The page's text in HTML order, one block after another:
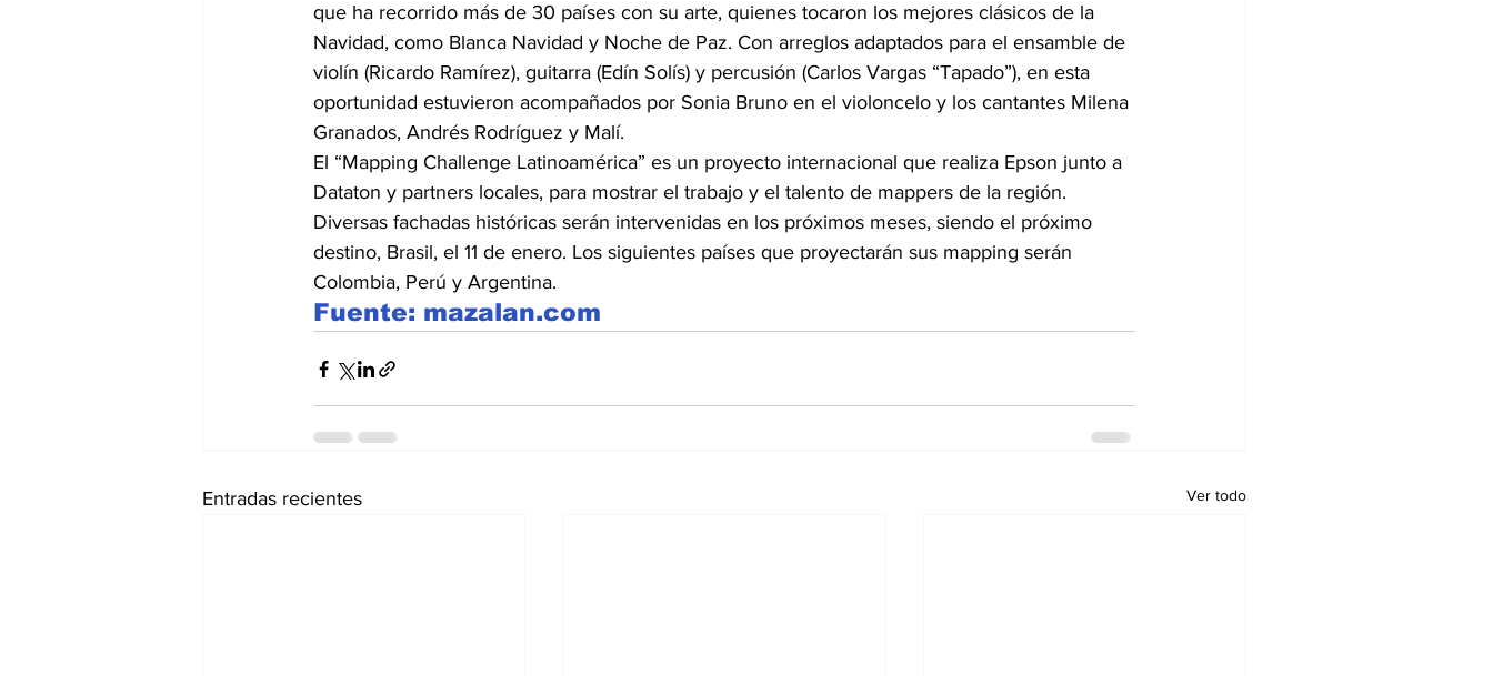
que ha recorrido más de 30 países con su arte, quienes tocaron los mejores clásicos de la
Navidad, como Blanca Navidad y Noche de Paz. Con arreglos adaptados para el ensamble de
violín (Ricardo Ramírez), guitarra (Edín Solís) y percusión (Carlos Vargas “Tapado”), en esta
oportunidad estuvieron acompañados por Sonia Bruno en el violoncelo y los cantantes Milena
Granados, Andrés Rodríguez y Malí.
El “Mapping Challenge Latinoamérica” es un proyecto internacional que realiza Epson junto a
Dataton y partners locales, para mostrar el trabajo y el talento de mappers de la región.
Diversas fachadas históricas serán intervenidas en los próximos meses, siendo el próximo
destino, Brasil, el 11 de enero. Los siguientes países que proyectarán sus mapping serán
Colombia, Perú y Argentina.
Fuente: mazalan.com
Entradas recientes Ver todo